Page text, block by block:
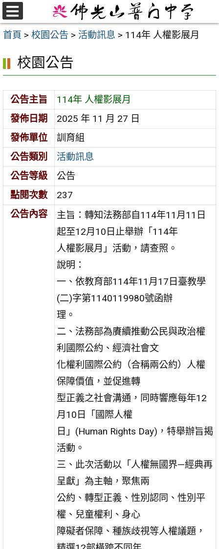
跳
至
主首頁 > 校園公告 > 活動訊息 > 114年 人權影展月
校園公告
公告主旨
114年 人權影展月
發佈日期
2025 年 11 月 27 日
發佈單位
訓育組
公告類別
活動訊息
公告等級
公告
點閱次數
237
公告內容
主旨：轉知法務部自114年11月11日
起至12月10日止舉辦「114年
人權影展月」活動，請查照。
說明：
一、依教育部114年11月17日臺教學
(二)字第1140119980號函辦
理。
二、法務部為賡續推動公民與政治權
利國際公約、經濟社會文
化權利國際公約（合稱兩公約）人權
保障價值，並促進轉
型正義之社會溝通，同時響應每年12
月10日「國際人權
日」(Human Rights Day)，特舉辦旨揭
活動。
三、此次活動以「人權無國界—經典再
呈獻」為主軸，聚焦兩
公約、轉型正義、性別認同、性別平
權、兒童權利、身心
障礙者保障、種族歧視等人權議題，
選
單